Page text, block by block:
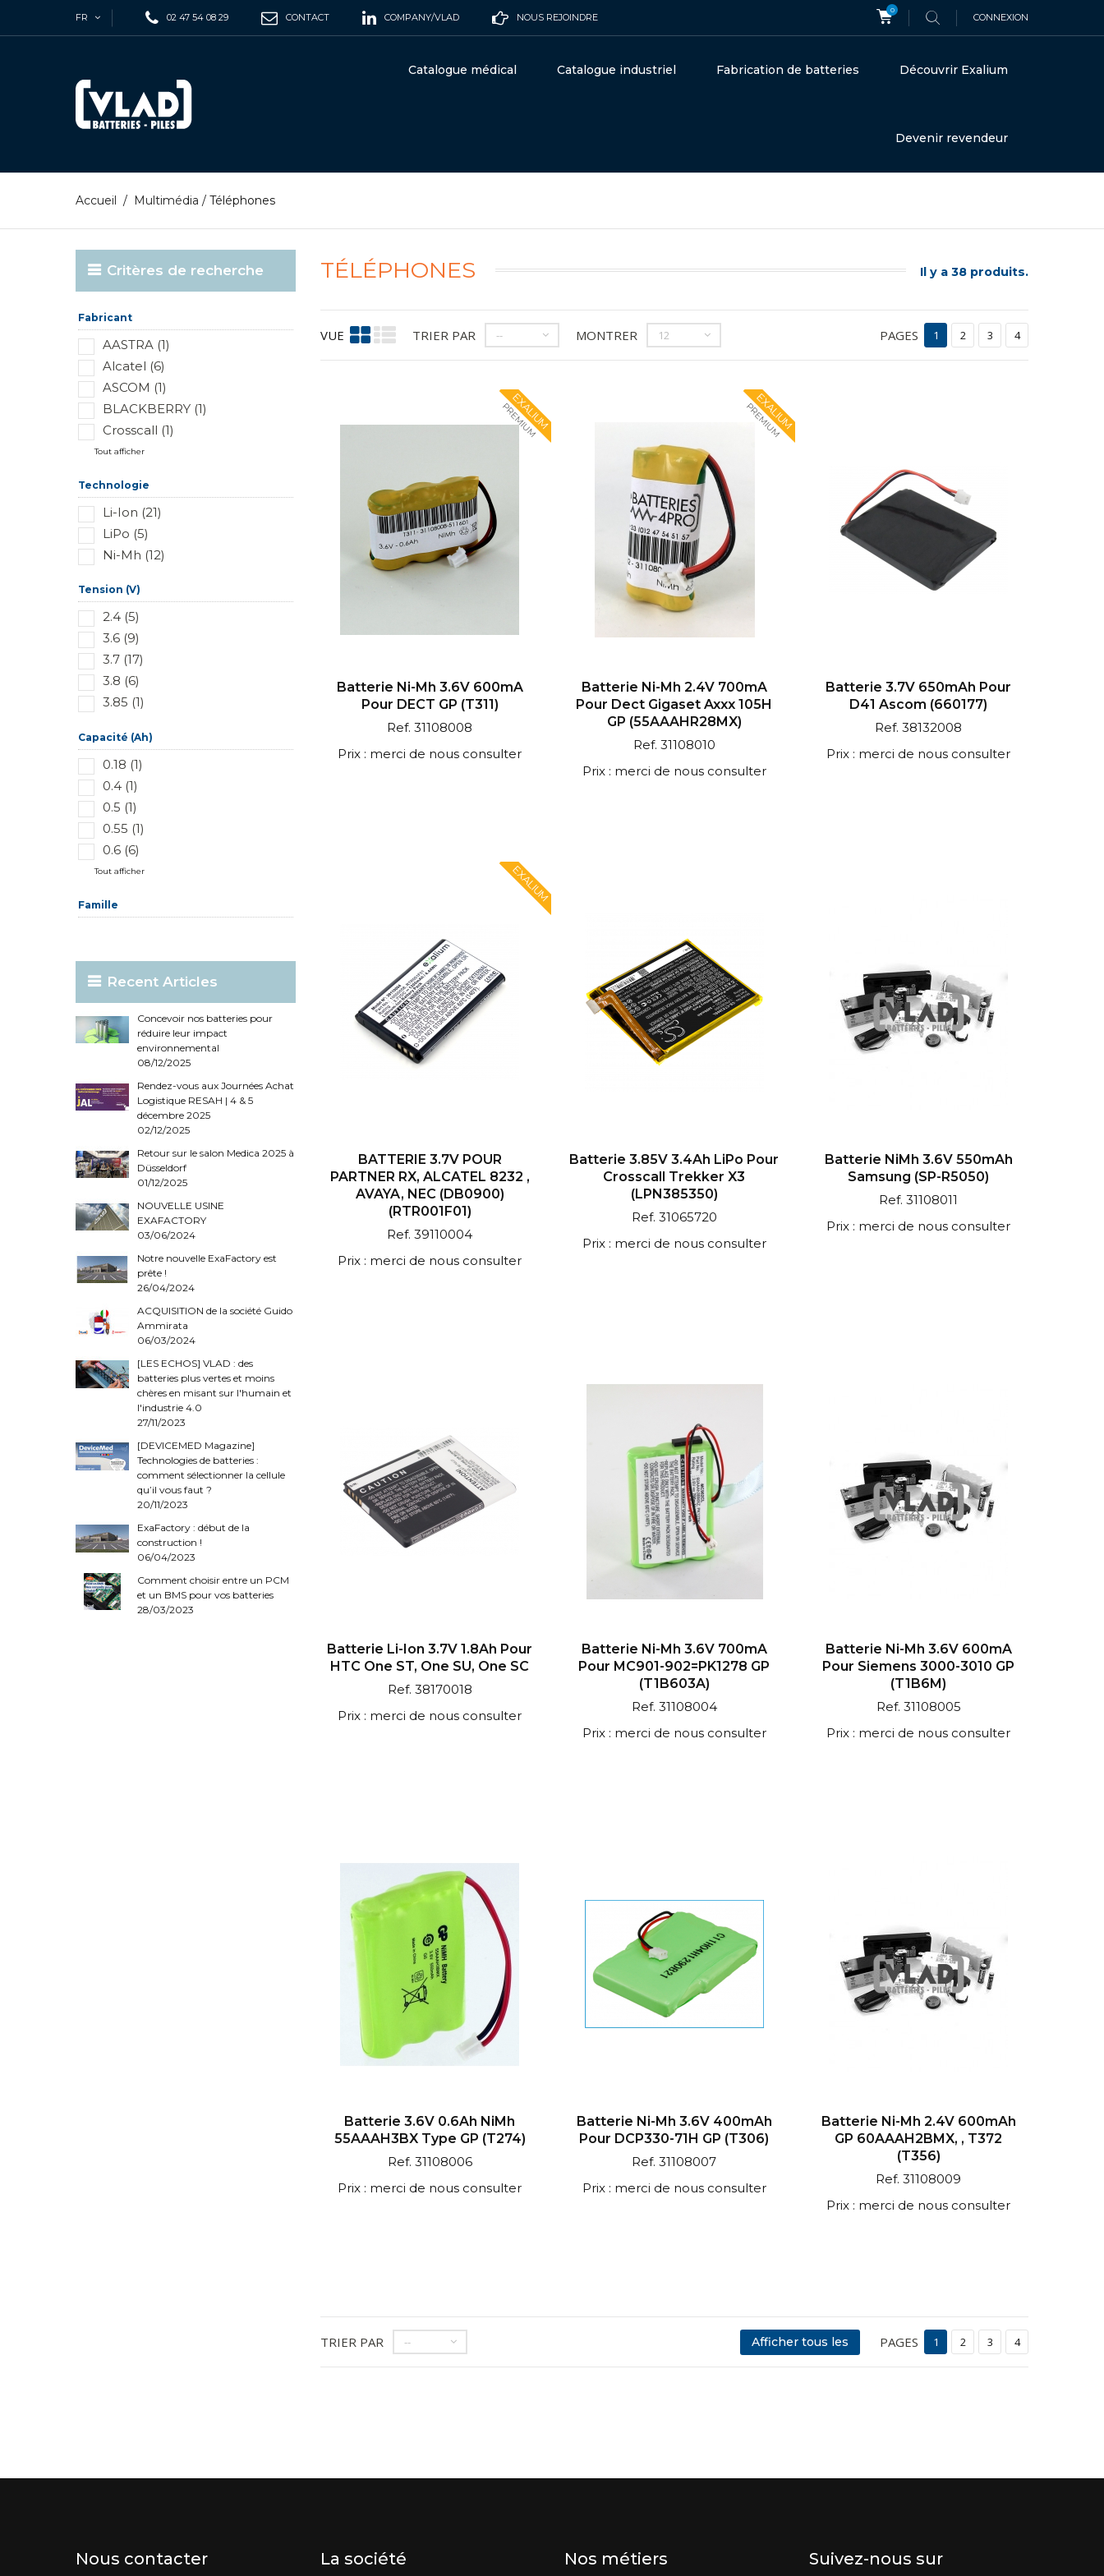
FR 02 47 54 08 29 CONTACT COMPANY/VLAD NOUS REJOINDRE
0
CONNEXION
Catalogue médical Catalogue industriel Fabrication de batteries Découvrir Exalium
Devenir revendeur
Accueil / Multimédia / Téléphones
Critères de recherche
Fabricant
AASTRA (1)
Alcatel (6)
ASCOM (1)
BLACKBERRY (1)
Crosscall (1)
Tout afficher
Technologie
Li-Ion (21)
LiPo (5)
Ni-Mh (12)
Tension (V)
2.4 (5)
3.6 (9)
3.7 (17)
3.8 (6)
3.85 (1)
Capacité (Ah)
0.18 (1)
0.4 (1)
0.5 (1)
0.55 (1)
0.6 (6)
Tout afficher
Famille
Recent Articles
Concevoir nos batteries pour
réduire leur impact
environnemental
08/12/2025
Rendez-vous aux Journées Achat
Logistique RESAH | 4 & 5
décembre 2025
02/12/2025
Retour sur le salon Medica 2025 à
Düsseldorf
01/12/2025
NOUVELLE USINE
EXAFACTORY
03/06/2024
Notre nouvelle ExaFactory est
prête !
26/04/2024
ACQUISITION de la société Guido
Ammirata
06/03/2024
[LES ECHOS] VLAD : des
batteries plus vertes et moins
chères en misant sur l'humain et
l'industrie 4.0
27/11/2023
[DEVICEMED Magazine]
Technologies de batteries :
comment sélectionner la cellule
qu’il vous faut ?
20/11/2023
ExaFactory : début de la
construction !
06/04/2023
Comment choisir entre un PCM
et un BMS pour vos batteries
28/03/2023
TÉLÉPHONES Il y a 38 produits.
VUE TRIER PAR -- MONTRER 12 PAGES 1 2 3 4
EXALIUM
PREMIUM
Batterie Ni-Mh 3.6V 600mA
Pour DECT GP (T311)
Ref. 31108008
Prix : merci de nous consulter
EXALIUM
PREMIUM
Batterie Ni-Mh 2.4V 700mA
Pour Dect Gigaset Axxx 105H
GP (55AAAHR28MX)
Ref. 31108010
Prix : merci de nous consulter
Batterie 3.7V 650mAh Pour
D41 Ascom (660177)
Ref. 38132008
Prix : merci de nous consulter
EXALIUM
BATTERIE 3.7V POUR
PARTNER RX, ALCATEL 8232 ,
AVAYA, NEC (DB0900)
(RTR001F01)
Ref. 39110004
Prix : merci de nous consulter
Batterie 3.85V 3.4Ah LiPo Pour
Crosscall Trekker X3
(LPN385350)
Ref. 31065720
Prix : merci de nous consulter
Batterie NiMh 3.6V 550mAh
Samsung (SP-R5050)
Ref. 31108011
Prix : merci de nous consulter
Batterie Li-Ion 3.7V 1.8Ah Pour
HTC One ST, One SU, One SC
Ref. 38170018
Prix : merci de nous consulter
Batterie Ni-Mh 3.6V 700mA
Pour MC901-902=PK1278 GP
(T1B603A)
Ref. 31108004
Prix : merci de nous consulter
Batterie Ni-Mh 3.6V 600mA
Pour Siemens 3000-3010 GP
(T1B6M)
Ref. 31108005
Prix : merci de nous consulter
Batterie 3.6V 0.6Ah NiMh
55AAAH3BX Type GP (T274)
Ref. 31108006
Prix : merci de nous consulter
Batterie Ni-Mh 3.6V 400mAh
Pour DCP330-71H GP (T306)
Ref. 31108007
Prix : merci de nous consulter
Batterie Ni-Mh 2.4V 600mAh
GP 60AAAH2BMX, , T372
(T356)
Ref. 31108009
Prix : merci de nous consulter
TRIER PAR -- Afficher tous les PAGES 1 2 3 4
Nous contacter La société Nos métiers Suivez-nous sur